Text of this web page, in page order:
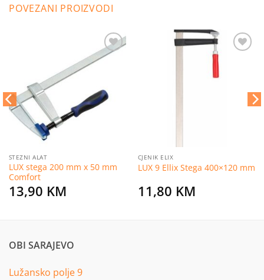
POVEZANI PROIZVODI
Dodaj
STEZNI ALAT
LUX stega 200 mm x 50 mm
Comfort
13,90 KM
CJENIK ELIX
LUX 9 Ellix Stega 400×120 mm
11,80 KM
OBI SARAJEVO
Lužansko polje 9